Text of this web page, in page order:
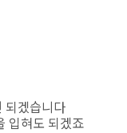
되겠습니다
입혀도 되겠죠